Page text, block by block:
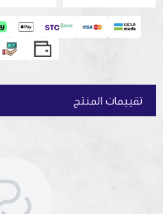
✨ تم توفيره لتُضمن دقة التحضير في
تقييمات المنتج